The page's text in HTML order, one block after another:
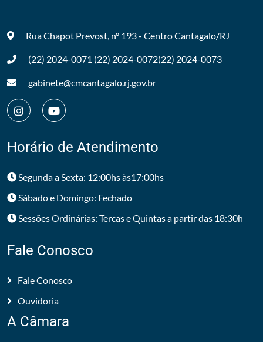
Rua Chapot Prevost, nº 193 - CentroCantagalo/RJ
(22) 2024-0071 (22) 2024-0072(22) 2024-0073
gabinete@cmcantagalo.rj.gov.br
Horário de Atendimento
Segunda a Sexta: 12:00hs às17:00hs
Sábado e Domingo: Fechado
Sessões Ordinárias: Tercas e Quintas a partir das 18:30h
Fale Conosco
Fale Conosco
Ouvidoria
A Câmara